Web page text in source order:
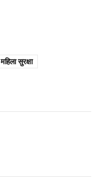
महिला सुरक्षा